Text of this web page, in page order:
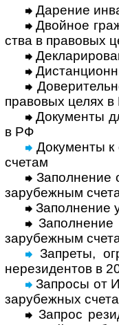
Дарение
Двойное
ства в право­вых
право­вых целях
Документы
в РФ
Документы
счетам
Заполнение
зару­беж­ным
Заполнение
зару­беж­ным
Запреты,
нере­зи­ден­тов в
Запросы от
зару­беж­ных
Запрос